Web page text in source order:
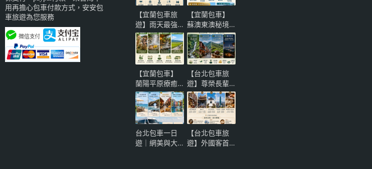
用再擔心包車付款方式，安安包
車旅遊為您服務
【宜蘭包車旅
遊】雨天最強
備案！噶瑪蘭
威士忌酒廠、
蘭陽博物館與
城堡咖啡微醺
知性一日遊
【宜蘭包車】
蘇澳東澳秘境
一日遊！粉鳥
林海灣與南方
澳海鮮，頂級
保母車尊榮推
薦
【宜蘭包車】
蘭陽平原療癒
系一日遊！萌
寵農場、清水
地熱與礁溪溫
泉，頂級保母
車尊榮推薦
【台北包車旅
遊】尊榮長輩
奢華孝親｜烏
來內洞大自然
負離子健康慢
活與貓空夜景
茶饗一日遊全
攻略
台北包車一日
遊｜網美與大
【台北包車旅
遊】外國客首